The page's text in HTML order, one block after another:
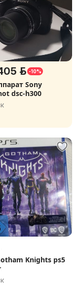
р. -10%
Sony
dsc-h300